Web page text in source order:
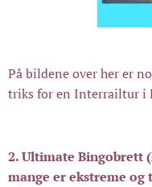
På bildene over her er
triks for en Interrailtur i
2. Ultimate Bingobrett
mange er ekstreme